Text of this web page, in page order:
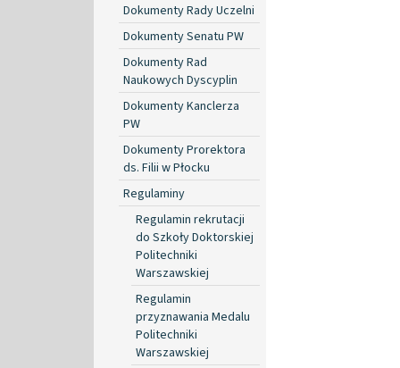
Dokumenty Rady Uczelni
Dokumenty Senatu PW
Dokumenty Rad
Naukowych Dyscyplin
Dokumenty Kanclerza
PW
Dokumenty Prorektora
ds. Filii w Płocku
Regulaminy
Regulamin rekrutacji
do Szkoły Doktorskiej
Politechniki
Warszawskiej
Regulamin
przyznawania Medalu
Politechniki
Warszawskiej